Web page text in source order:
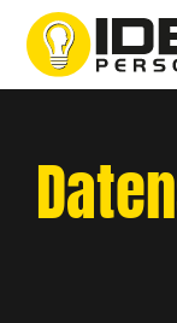
Zum
Inhalt
springen